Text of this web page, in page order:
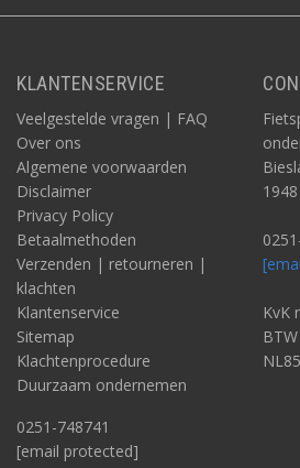
KLANTENSERVICE
Veelgestelde vragen | FAQ
Over ons
Algemene voorwaarden
Disclaimer
Privacy Policy
Betaalmethoden
Verzenden | retourneren |
klachten
Klantenservice
Sitemap
Klachtenprocedure
Duurzaam ondernemen
0251-748741
[email protected]
KvK